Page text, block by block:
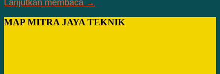
Lanjutkan membaca →
MAP MITRA JAYA TEKNIK